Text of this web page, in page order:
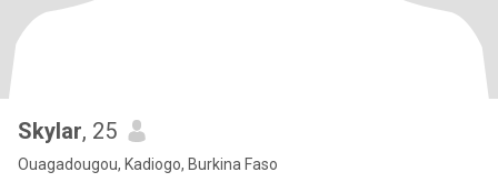
Skylar, 25
Ouagadougou, Kadiogo, Burkina Faso